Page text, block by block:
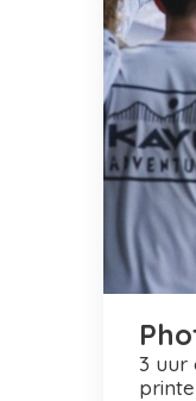
3 uur onbeperkt foto's maken en